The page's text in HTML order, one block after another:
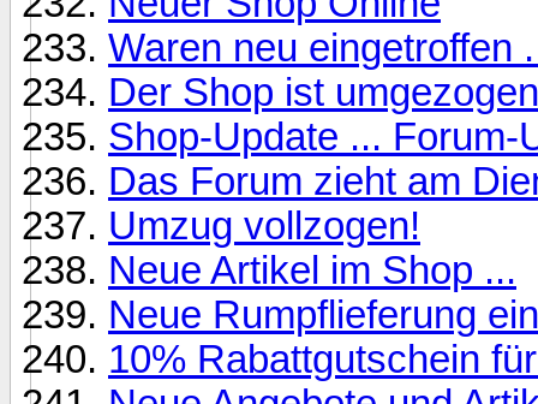
Waren neu eingetroffen
Der Shop ist umgezogen
Shop-Update ... Forum-
Das Forum zieht am
Umzug vollzogen!
Neue Artikel im Shop ...
Neue Rumpflieferung
10% Rabattgutschein